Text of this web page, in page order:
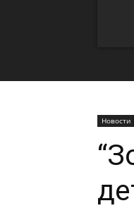
Новости